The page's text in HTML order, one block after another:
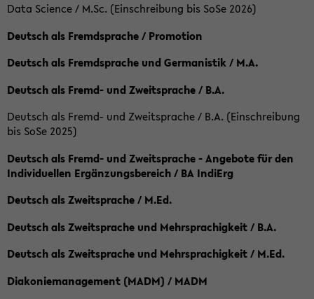
Data Science / M.Sc. (Einschreibung bis SoSe 2026)
Deutsch als Fremdsprache / Promotion
Deutsch als Fremdsprache und Germanistik / M.A.
Deutsch als Fremd- und Zweitsprache / B.A.
Deutsch als Fremd- und Zweitsprache / B.A. (Einschreibung
bis SoSe 2025)
Deutsch als Fremd- und Zweitsprache - Angebote für den
Individuellen Ergänzungsbereich / BA IndiErg
Deutsch als Zweitsprache / M.Ed.
Deutsch als Zweitsprache und Mehrsprachigkeit / B.A.
Deutsch als Zweitsprache und Mehrsprachigkeit / M.Ed.
Diakoniemanagement (MADM) / MADM